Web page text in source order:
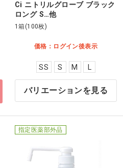
Ci ニトリルグローブ ブラック
ロング S…他
1箱(100枚)
価格：ログイン後表示
SS S M
バリエーションを見る
指定医薬部外品